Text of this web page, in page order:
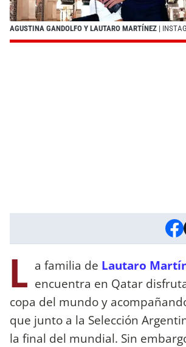
AGUSTINA GANDOLFO Y LAUTARO MARTÍNEZ |
L a familia de Lautaro
encuentra en Qatar
copa del mundo y
que junto a la Selección
la final del mundial. Sin